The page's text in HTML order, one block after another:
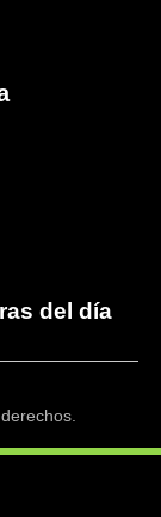
del día